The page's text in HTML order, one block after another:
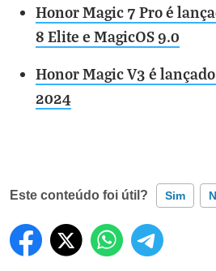
Honor Magic 7 Pro é
8 Elite e MagicOS 9.0
Honor Magic V3 é
2024
Este conteúdo foi útil? Sim
Este conteúdo contém informação